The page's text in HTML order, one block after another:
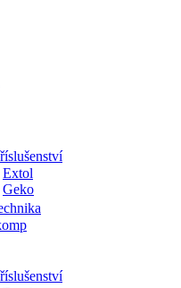
Extol
Geko